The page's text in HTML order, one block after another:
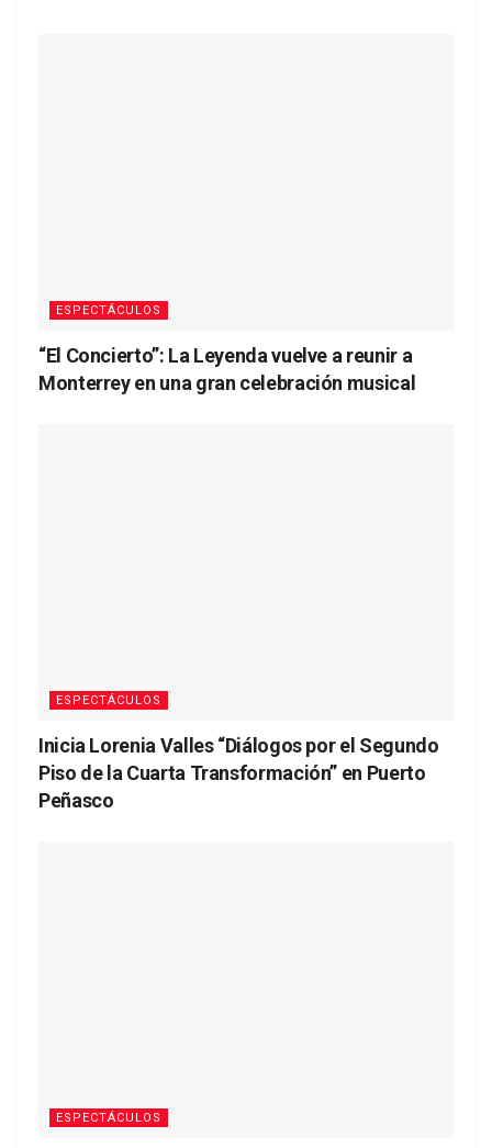
ESPECTÁCULOS
“El Concierto”: La Leyenda vuelve a reunir a
Monterrey en una gran celebración musical
ESPECTÁCULOS
Inicia Lorenia Valles “Diálogos por el Segundo
Piso de la Cuarta Transformación” en Puerto
Peñasco
ESPECTÁCULOS